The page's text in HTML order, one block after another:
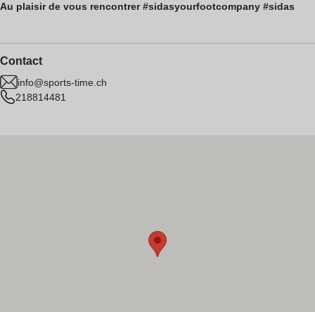
Au plaisir de vous rencontrer #sidasyourfootcompany #sidas
Contact
info@sports-time.ch
218814481